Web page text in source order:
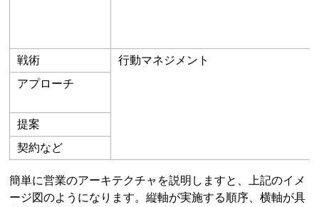
戦術
行動マネジメント
アプローチ
提案
契約など
簡単に営業のアーキテクチャを説明しますと、上記のイメ
ージ図のようになります。縦軸が実施する順序、横軸が具